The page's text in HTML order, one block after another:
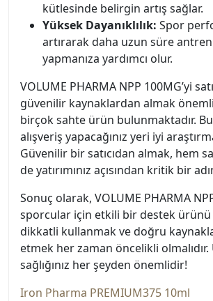
kütlesinde belirgin artış sağlar.
Yüksek Dayanıklılık: Spor
artırarak daha uzun süre
yapmanıza yardımcı olur.
VOLUME PHARMA NPP 100MG’yi
güvenilir kaynaklardan almak
birçok sahte ürün bulunmaktadır.
alışveriş yapacağınız yeri iyi
Güvenilir bir satıcıdan almak, hem
de yatırımınız açısından kritik bir
Sonuç olarak, VOLUME PHARMA
sporcular için etkili bir destek ürünü
dikkatli kullanmak ve doğru
etmek her zaman öncelikli olmalıdır.
sağlığınız her şeyden önemlidir!
Iron Pharma PREMIUM375 10ml